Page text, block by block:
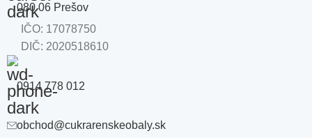
080 06 Prešov
IČO: 17078750
DIČ: 2020518610
0914 778 012
obchod@cukrarenskeobaly.sk